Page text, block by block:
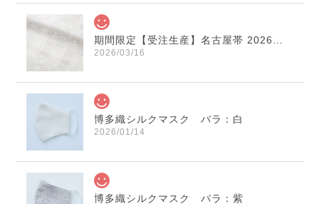
2026/03/16
博多織シルクマスク バラ：白
2026/01/14
博多織シルクマスク バラ：紫